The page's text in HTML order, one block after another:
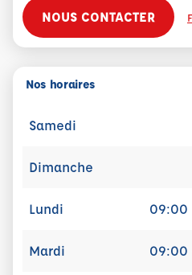
NOUS CONTACTER
Nos horaires
Samedi
Dimanche
Lundi 09:00
Mardi 09:00